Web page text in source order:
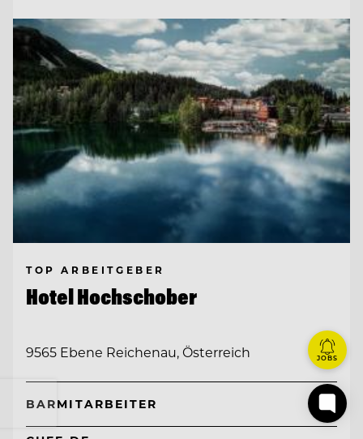
TOP ARBEITGEBER
Hotel Hochschober
9565 Ebene Reichenau, Österreich
BARMITARBEITER
JOBS